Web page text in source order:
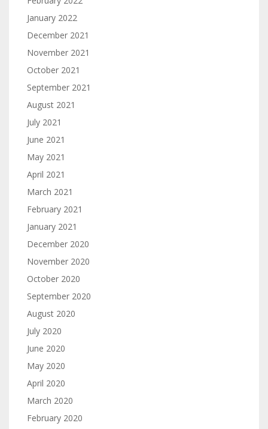
January 2022
December 2021
November 2021
October 2021
September 2021
August 2021
July 2021
June 2021
May 2021
April 2021
March 2021
February 2021
January 2021
December 2020
November 2020
October 2020
September 2020
August 2020
July 2020
June 2020
May 2020
April 2020
March 2020
February 2020